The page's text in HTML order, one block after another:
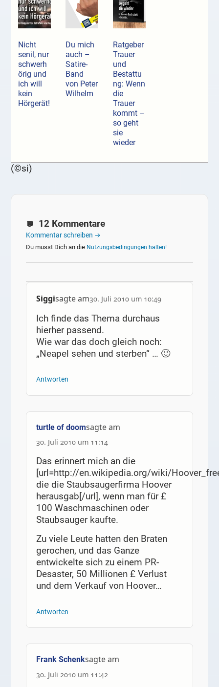
Nicht
senil, nur
schwerh
örig und
ich will
kein
Hörgerät!
Du mich
auch –
Satire-
Band
von Peter
Wilhelm
Ratgeber
Trauer
und
Bestattu
ng: Wenn
die
Trauer
kommt –
so geht
sie
wieder
(©si)
12 Kommentare
Kommentar schreiben →
Du musst Dich an die Nutzungsbedingungen halten!
Siggisagte am30. Juli 2010 um 10:49
Ich finde das Thema durchaus
hierher passend.
Wie war das doch gleich noch:
„Neapel sehen und sterben“ … 🙂
Antworten
turtle of doomsagte am
30. Juli 2010 um 11:14
Das erinnert mich an die
[url=http://en.wikipedia.org/wiki/
die die Staubsaugerfirma Hoover
herausgab[/url], wenn man für £
100 Waschmaschinen oder
Staubsauger kaufte.
Zu viele Leute hatten den Braten
gerochen, und das Ganze
entwickelte sich zu einem PR-
Desaster, 50 Millionen £ Verlust
und dem Verkauf von Hoover…
Antworten
Frank Schenksagte am
30. Juli 2010 um 11:42